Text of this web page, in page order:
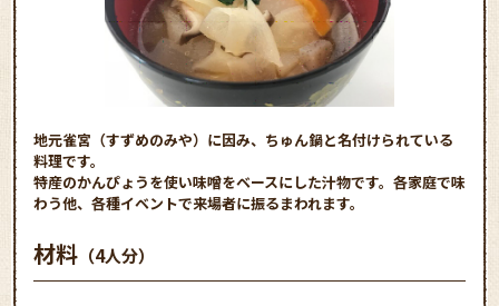
地元雀宮（すずめのみや）に因み、ちゅん鍋と名付けられている
料理です。
特産のかんぴょうを使い味噌をベースにした汁物です。各家庭で味
わう他、各種イベントで来場者に振るまわれます。
材料 （4人分）